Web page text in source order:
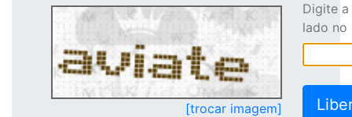
[trocar imagem]
Digite
lado no